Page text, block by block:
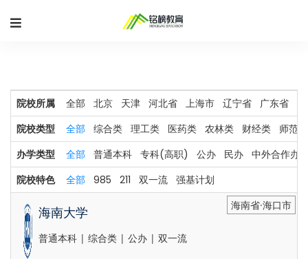
院校所属 全部 北京 天津 河北省 上海市 辽宁省 广东省
院校类型 全部 综合类 理工类 医药类 农林类 财经类 师范类
办学类型 全部 普通本科 专科(高职) 公办 民办 中外合作办
院校特色 全部 985 211 双一流 强基计划
海南大学
普通本科 | 综合类 | 公办 | 双一流
海南省·海口市